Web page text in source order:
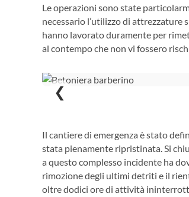
Le operazioni sono state
necessario l’utilizzo di attrezzature
hanno lavorato duramente per
al contempo che non vi fossero
❮
Il cantiere di emergenza è stato
stata pienamente ripristinata. Si
a questo complesso incidente ha
rimozione degli ultimi detriti e il
oltre dodici ore di attività